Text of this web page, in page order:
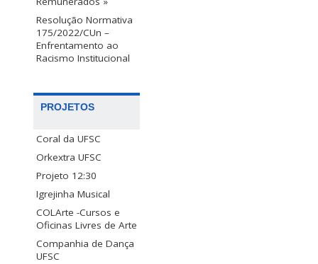
Resolução Normativa
175/2022/CUn –
Enfrentamento ao
Racismo Institucional
PROJETOS
Coral da UFSC
Orkextra UFSC
Projeto 12:30
Igrejinha Musical
COLArte -Cursos e
Oficinas Livres de Arte
Companhia de Dança
UFSC